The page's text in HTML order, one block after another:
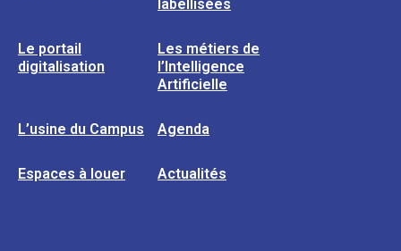
labellisées
Le portail
digitalisation
Les métiers de
l’Intelligence
Artificielle
L’usine du Campus Agenda
Espaces à louer Actualités